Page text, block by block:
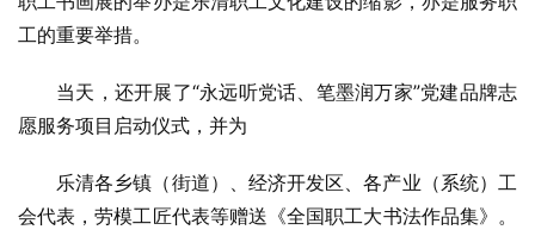
工的重要举措。
当天，还开展了“永远听党话、笔墨润万家”党建品牌志
愿服务项目启动仪式，并为
乐清各乡镇（街道）、经济开发区、各产业（系统）工
会代表，劳模工匠代表等赠送《全国职工大书法作品集》。